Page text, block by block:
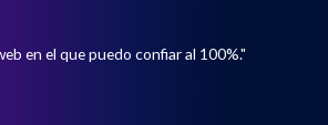
en el que puedo confiar al 100%."